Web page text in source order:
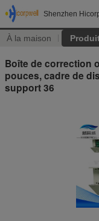
Shenzhen
À la maison
Boîte de correction
pouces, cadre de
support 36